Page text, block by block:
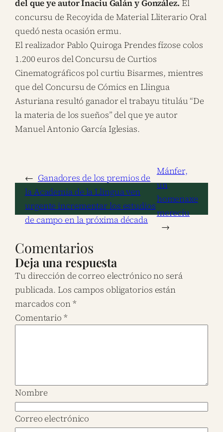
del que ye autor Inaciu Galán y González. El
concursu de Recoyida de Material Lliterario Oral
quedó nesta ocasión ermu.
El realizador Pablo Quiroga Prendes fízose colos
1.200 euros del Concursu de Curtios
Cinematográficos pol curtiu Bisarmes, mientres
que del Concursu de Cómics en Llingua
Asturiana resultó ganador el trabayu tituláu “De
la materia de los sueños” del que ye autor
Manuel Antonio García Iglesias.
← Ganadores de los premios de
la Academia de la Llingua ven
urgente incrementar los estudios
de campo en la próxima década
Mánfer,
un
homenaxe
merecíu
→
Comentarios
Deja una respuesta
Tu dirección de correo electrónico no será
publicada. Los campos obligatorios están
marcados con*
Comentario *
Nombre
Correo electrónico